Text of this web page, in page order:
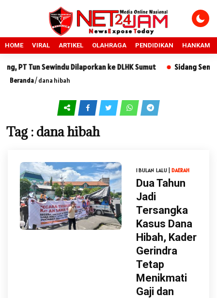
HOME VIRAL ARTIKEL OLAHRAGA PENDIDIKAN HANKAM
Tun Sewindu Dilaporkan ke DLHK Sumut Sidang
Beranda/dana hibah
Tag : dana hibah
1 BULAN LALU | DAERAH
Dua Tahun
Jadi
Tersangka
Kasus Dana
Hibah, Kader
Gerindra
Tetap
Menikmati
Gaji dan